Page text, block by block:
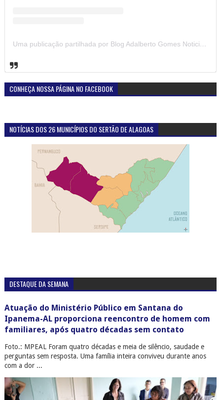
Uma publicação partilhada por Blog Adalberto Gomes Noticias (@blogadalbertogomesnoticiass)
CONHEÇA NOSSA PÁGINA NO FACEBOOK
NOTÍCIAS DOS 26 MUNICÍPIOS DO SERTÃO DE ALAGOAS
DESTAQUE DA SEMANA
Atuação do Ministério Público em Santana do
Ipanema-AL proporciona reencontro de homem com
familiares, após quatro décadas sem contato
Foto.: MPEAL Foram quatro décadas e meia de silêncio, saudade e
perguntas sem resposta. Uma família inteira conviveu durante anos
com a dor ...